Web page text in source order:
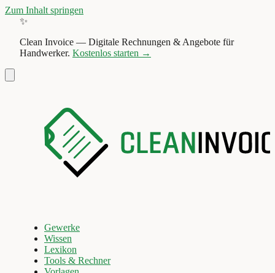
Zum Inhalt springen
✨
Clean Invoice — Digitale Rechnungen & Angebote für
Handwerker. Kostenlos starten →
Gewerke
Wissen
Lexikon
Tools & Rechner